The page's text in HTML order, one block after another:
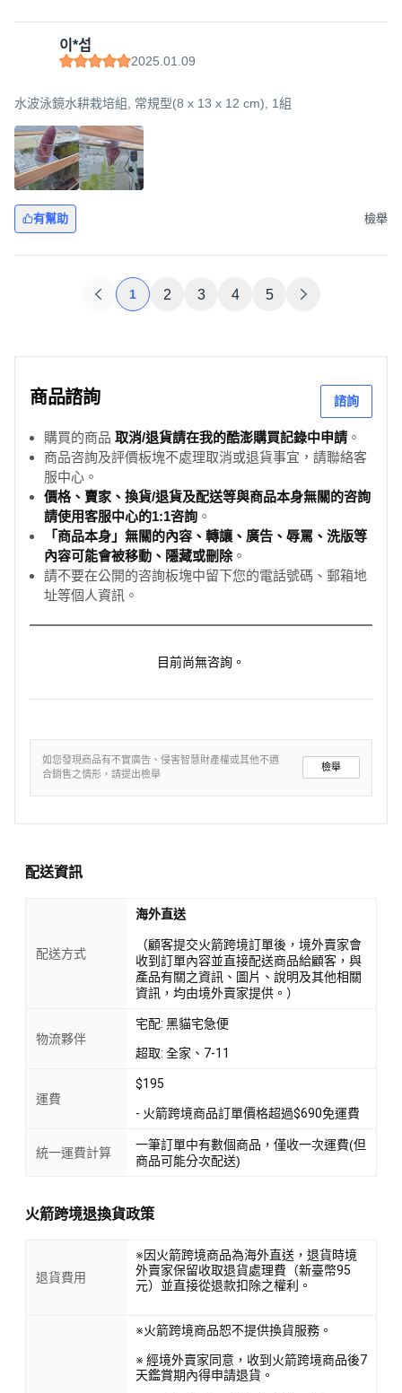
이*섭
2025.01.09
水波泳鏡水耕栽培組, 常規型(8 x 13 x 12 cm), 1組
有幫助 檢舉
1 2 3 4 5
商品諮詢 諮詢
購買的商品 取消/退貨請在我的酷澎購買記錄中申請 。
商品咨詢及評價板塊不處理取消或退貨事宜，請聯絡客
服中心。
價格、賣家、換貨/退貨及配送等與商品本身無關的咨詢
請使用客服中心的1:1咨詢 。
「商品本身」無關的內容、轉讓、廣告、辱罵、洗版等
內容可能會被移動、隱藏或刪除。
請不要在公開的咨詢板塊中留下您的電話號碼、郵箱地
址等個人資訊。
目前尚無咨詢。
如您發現商品有不實廣告、侵害智慧財產權或其他不適
合銷售之情形，請提出檢舉
檢舉
配送資訊
配送方式
海外直送
（顧客提交火箭跨境訂單後，境外賣家會
收到訂單內容並直接配送商品給顧客，與
產品有關之資訊、圖片、說明及其他相關
資訊，均由境外賣家提供。）
物流夥伴
宅配: 黑貓宅急便
超取: 全家、7-11
運費
$195
- 火箭跨境商品訂單價格超過$690免運費
統一運費計算
一筆訂單中有數個商品，僅收一次運費(但
商品可能分次配送)
火箭跨境退換貨政策
退貨費用
※因火箭跨境商品為海外直送，退貨時境
外賣家保留收取退貨處理費（新臺幣95
元）並直接從退款扣除之權利。
※火箭跨境商品恕不提供換貨服務。
※ 經境外賣家同意，收到火箭跨境商品後7
天鑑賞期內得申請退貨。